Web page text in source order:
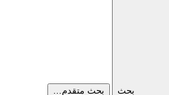
بحث بحث متقدم…